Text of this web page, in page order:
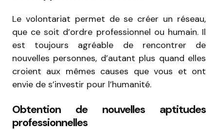
Le volontariat permet de se créer un réseau,
que ce soit d’ordre professionnel ou humain. Il
est toujours agréable de rencontrer de
nouvelles personnes, d’autant plus quand elles
croient aux mêmes causes que vous et ont
envie de s’investir pour l’humanité.
Obtention de nouvelles aptitudes
professionnelles